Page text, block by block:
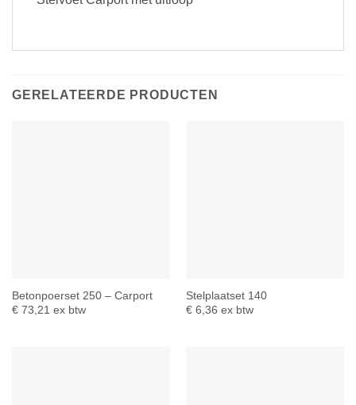
GERELATEERDE PRODUCTEN
Betonpoerset 250 – Carport
€73,21 ex btw
Stelplaatset 140
€6,36 ex btw